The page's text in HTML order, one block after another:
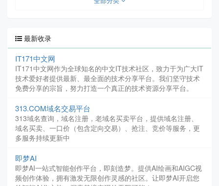
最新收录
IT171中文网
IT171中文网作为全球知名的中文IT技术社区，致力于为广大IT
技术爱好者提供最新、最全面的技术分享平台。我们坚守技术
免费分享的宗旨，努力打造一个真正的技术资源分享平台。
313.COM域名交易平台
313域名查询，域名注册，老域名买卖平台，提供域名注册、
域名买卖、一口价（包含定向交易）、抢注、竞价等服务，更
多服务持续更新中
即梦AI
即梦AI一站式智能创作平台，即刻造梦。提供AI绘画和AIGC视
频创作体验，拥有激发无限创作灵感的社区。让即梦AI开启您